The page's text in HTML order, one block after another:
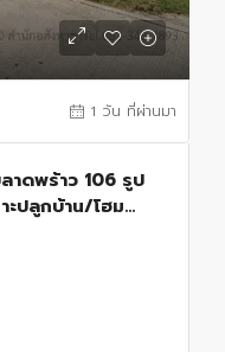
1 วัน ที่ผ่านมา
าดพร้าว 106 รูป
ปลูกบ้าน/โฮม
าว 71